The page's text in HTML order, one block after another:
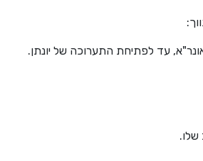
עד לפתיחת התערוכה של יונתן.
שלו.